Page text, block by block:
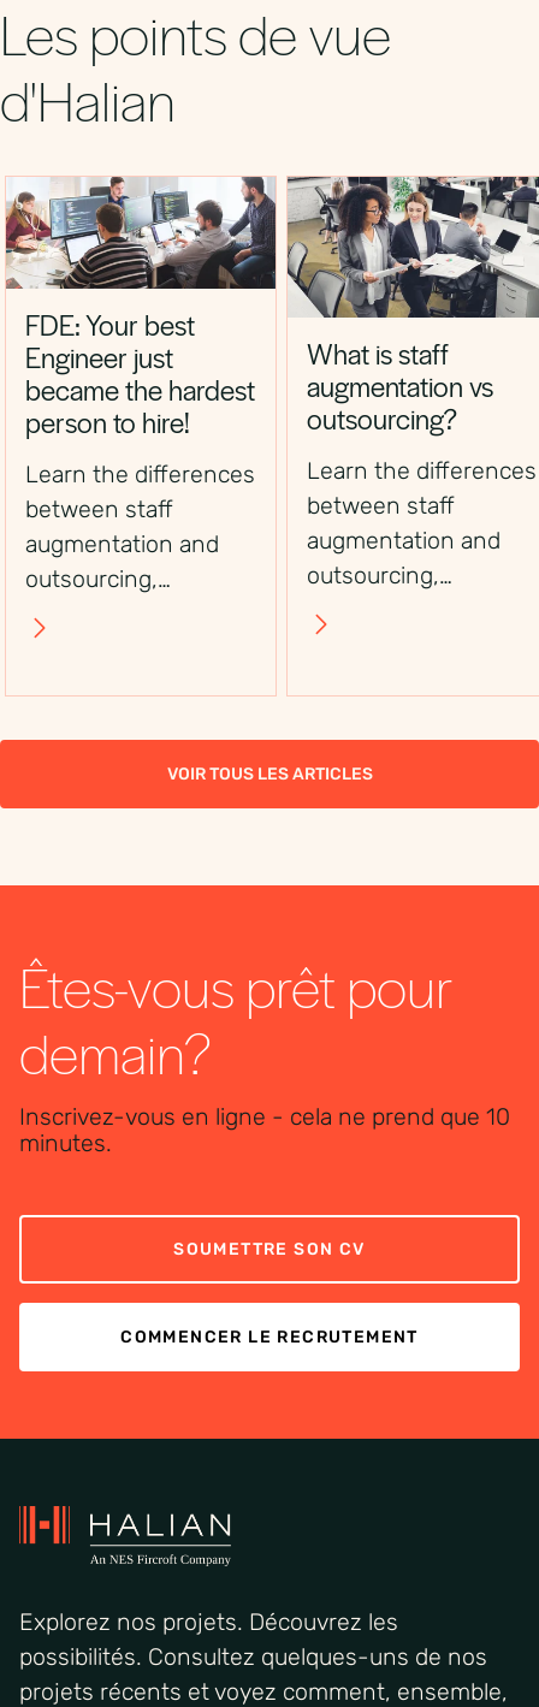
Les points de vue
d'Halian
FDE: Your best
Engineer just
became the hardest
person to hire!
Learn the differences
between staff
augmentation and
outsourcing,
including control,
What is staff
augmentation vs
outsourcing?
Learn the differences
between staff
augmentation and
outsourcing,
including control,
VOIR TOUS LES ARTICLES
Êtes-vous prêt pour
demain?
Inscrivez-vous en ligne - cela ne prend que 10
minutes.
SOUMETTRE SON CV
COMMENCER LE RECRUTEMENT
Explorez nos projets. Découvrez les
possibilités. Consultez quelques-uns de nos
projets récents et voyez comment, ensemble,